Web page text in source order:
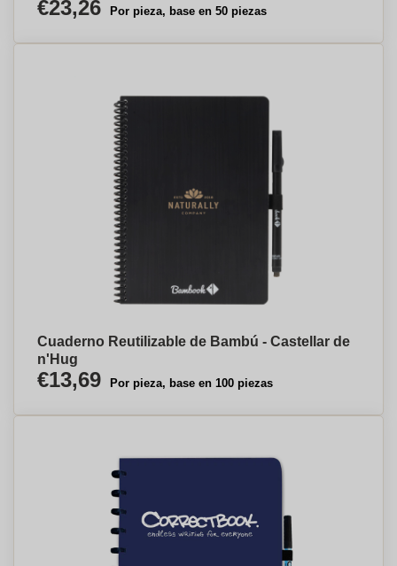
€23,26 Por pieza, base en 50 piezas
Cuaderno Reutilizable de Bambú - Castellar de
n'Hug
€13,69 Por pieza, base en 100 piezas